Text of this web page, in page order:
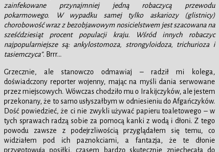
zainfekowane przynajmniej jedną robaczycą przewodu
pokarmowego. W wypadku samej tylko askariozy (glistnicy)
chorobowość wraz z bezobjawowym nosicielstwem jest szacowana na
sześćdziesiąt procent populacji kraju. Wśród innych robaczyc
najpopularniejsze są: ankylostomoza, strongyloidoza, trichurioza i
tasiemczyca”. Brrr…
Grzecznie, ale stanowczo odmawiaj – radził mi kolega,
doświadczony reporter wojenny, mając na myśli dania serwowane
przez miejscowych. Wówczas chodziło mu o Irakijczyków, ale jestem
przekonany, że to samo usłyszałbym w odniesieniu do Afgańczyków.
Dość powiedzieć, że ci nie zwykli używać papieru toaletowego – w
tych sprawach radzą sobie za pomocą kanki z wodą i dłoni. Z tego
powodu zawsze z podejrzliwością przyglądałem się temu, co
widziałem pod ich paznokciami, a fantazja, że te dłonie
przygotowują posiłki, czasem bardzo skutecznie zniechęcała do